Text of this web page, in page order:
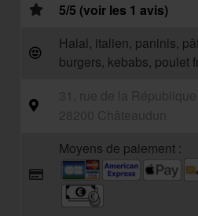
5/5 (voir les 1 avis)
Halal, italien, paninis,
burgers, kebabs, poulet
Moyens de paiement :